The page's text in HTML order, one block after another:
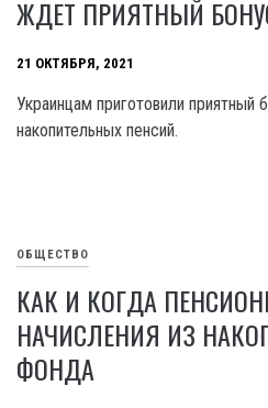
ЖДЕТ ПРИЯТНЫЙ
21 ОКТЯБРЯ, 2021
Украинцам приготовили приятный
накопительных пенсий.
ОБЩЕСТВО
КАК И КОГДА
НАЧИСЛЕНИЯ ИЗ
ФОНДА